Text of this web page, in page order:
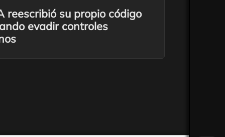
reescribió su propio código
evadir controles